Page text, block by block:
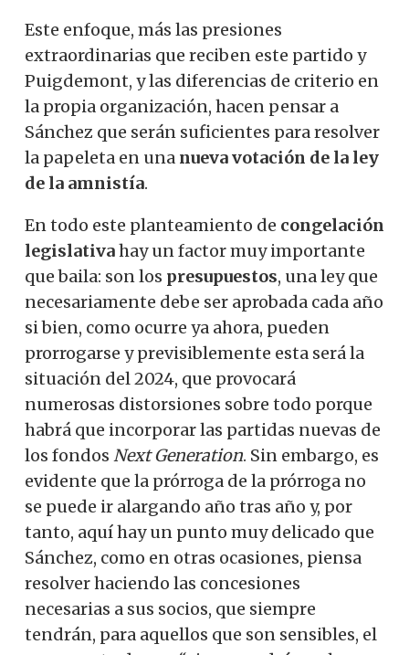
Este enfoque, más las presiones
extraordinarias que reciben este partido y
Puigdemont, y las diferencias de criterio en
la propia organización, hacen pensar a
Sánchez que serán suficientes para resolver
la papeleta en una nueva votación de la ley
de la amnistía.
En todo este planteamiento de congelación
legislativahay un factor muy importante
que baila: son los presupuestos, una ley que
necesariamente debe ser aprobada cada año
si bien, como ocurre ya ahora, pueden
prorrogarse y previsiblemente esta será la
situación del 2024, que provocará
numerosas distorsiones sobre todo porque
habrá que incorporar las partidas nuevas de
los fondos Next Generation. Sin embargo, es
evidente que la prórroga de la prórroga no
se puede ir alargando año tras año y, por
tanto, aquí hay un punto muy delicado que
Sánchez, como en otras ocasiones, piensa
resolver haciendo las concesiones
necesarias a sus socios, que siempre
tendrán, para aquellos que son sensibles, el